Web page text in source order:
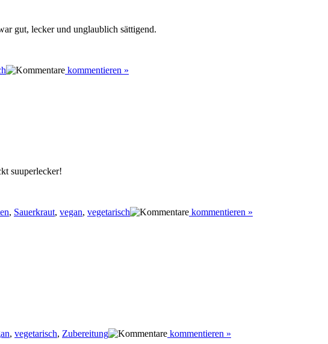
gut, lecker und unglaublich sättigend.
kommentieren »
suuperlecker!
, Sauerkraut, vegan, vegetarisch kommentieren »
, vegetarisch, Zubereitung kommentieren »